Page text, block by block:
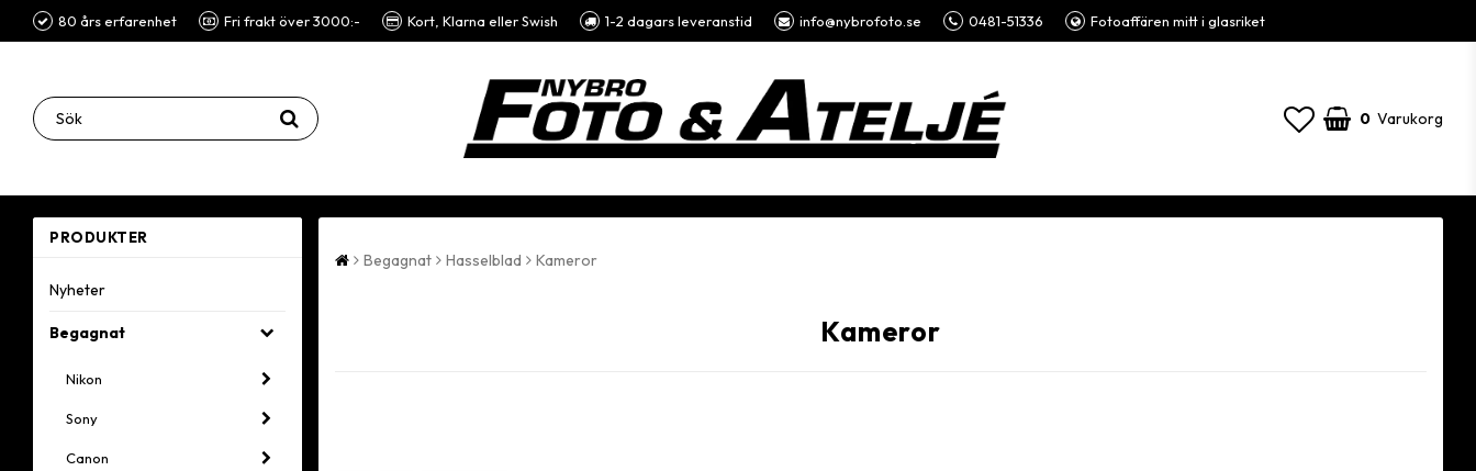
80 års erfarenhet Fri frakt över 3000:- Kort, Klarna eller Swish 1-2 dagars leveranstid info@nybrofoto.se 0481-51336 Fotoaffären mitt i glasriket
0 Varukorg
PRODUKTER
Nyheter
Begagnat
Nikon
Sony
Canon
Begagnat Hasselblad Kameror
Kameror